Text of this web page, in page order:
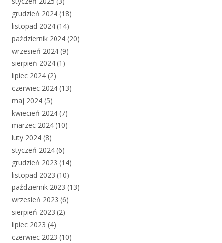
grudzień 2024 (18)
listopad 2024 (14)
październik 2024 (20)
wrzesień 2024 (9)
sierpień 2024 (1)
lipiec 2024 (2)
czerwiec 2024 (13)
maj 2024 (5)
kwiecień 2024 (7)
marzec 2024 (10)
luty 2024 (8)
styczeń 2024 (6)
grudzień 2023 (14)
listopad 2023 (10)
październik 2023 (13)
wrzesień 2023 (6)
sierpień 2023 (2)
lipiec 2023 (4)
czerwiec 2023 (10)